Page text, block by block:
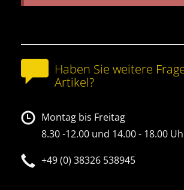
Haben Sie weitere
Artikel?
Montag bis Freitag
8.30 -12.00 und 14.00 - 18.00
+49 (0) 38326 538945